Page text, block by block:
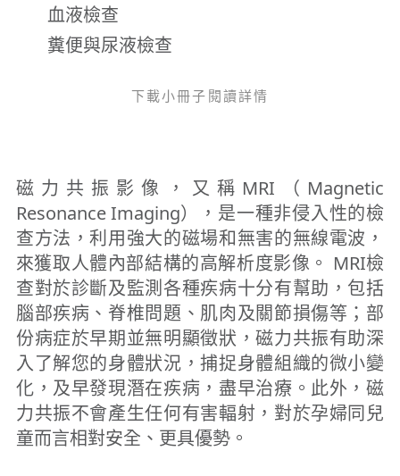
血液檢查
糞便與尿液檢查
下載小冊子閱讀詳情
磁力共振影像，又稱MRI（Magnetic
Resonance Imaging），是一種非侵入性的檢
查方法，利用強大的磁場和無害的無線電波，
來獲取人體內部結構的高解析度影像。 MRI檢
查對於診斷及監測各種疾病十分有幫助，包括
腦部疾病、脊椎問題、肌肉及關節損傷等；部
份病症於早期並無明顯徵狀，磁力共振有助深
入了解您的身體狀況，捕捉身體組織的微小變
化，及早發現潛在疾病，盡早治療。此外，磁
力共振不會產生任何有害輻射，對於孕婦同兒
童而言相對安全、更具優勢。